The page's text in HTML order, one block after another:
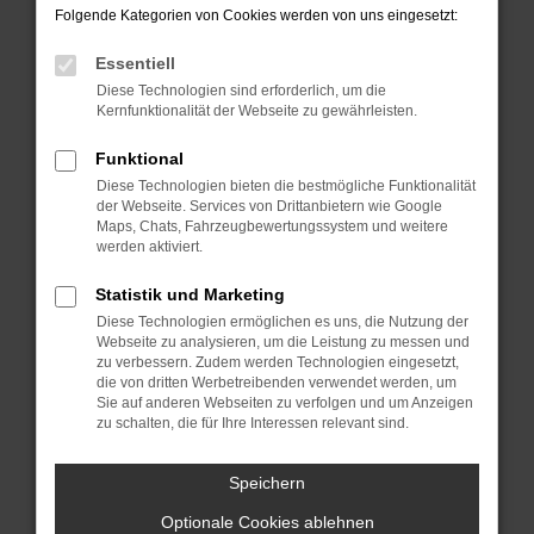
Prüfe deine Browsererweiterungen.
können das Laden bestimmter Seiten
verhindern. Funktioniert die Seite in einem
Fenster?
Starte dein Gerät neu.
Das kann manchmal helfen, vorübergehende
Probleme zu beheben.
Betriebssystem auf dem neuesten Stand
sind.
Veraltete Software birgt nicht nur ein
Sicherheitsrisiko, sondern kann auch dazu
führen, dass bestimmte Funktionen nicht mehr
unterstützt werden.
Wende dich an den Webseitenbetreiber.
Wenn du alle oben genannten Schritte versucht
hast, kontaktiere uns bitte. Wir werden
Folgende Kategorien von Cookies werden von uns eingesetzt:
Essentiell
Diese Technologien sind erforderlich, um die
Kernfunktionalität der Webseite zu gewährleisten.
Funktional
Diese Technologien bieten die bestmögliche Funktionalität
der Webseite. Services von Drittanbietern wie Google
Maps, Chats, Fahrzeugbewertungssystem und weitere
werden aktiviert.
Statistik und Marketing
Diese Technologien ermöglichen es uns, die Nutzung der
Webseite zu analysieren, um die Leistung zu messen und
zu verbessern. Zudem werden Technologien eingesetzt,
die von dritten Werbetreibenden verwendet werden, um
Sie auf anderen Webseiten zu verfolgen und um Anzeigen
zu schalten, die für Ihre Interessen relevant sind.
Speichern
Optionale Cookies ablehnen